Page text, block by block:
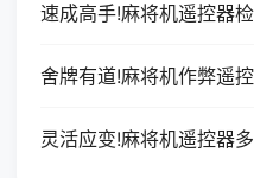
速成高手!麻将机遥控器
舍牌有道!麻将机作弊遥
灵活应变!麻将机遥控器